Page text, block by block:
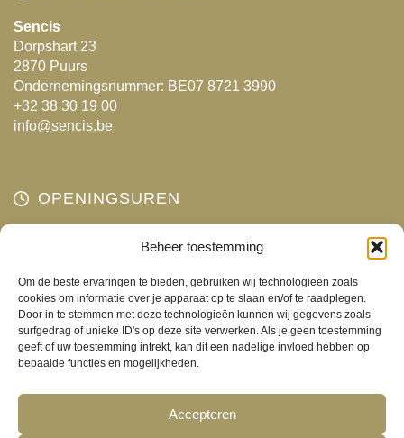
Beheer toestemming
Om de beste ervaringen te bieden, gebruiken wij technologieën zoals
cookies om informatie over je apparaat op te slaan en/of te raadplegen.
Door in te stemmen met deze technologieën kunnen wij gegevens zoals
surfgedrag of unieke ID's op deze site verwerken. Als je geen toestemming
geeft of uw toestemming intrekt, kan dit een nadelige invloed hebben op
bepaalde functies en mogelijkheden.
Accepteren
Sencis
Dorpshart 23
2870 Puurs
Ondernemingsnummer: BE07 8721 3990
+32 38 30 19 00
info@sencis.be
OPENINGSUREN
Gesloten
Woensdag
10:00 - 18:00
Donderdag
10:00 - 18:00
Vrijdag
10:00 - 18:00
Zaterdag
10:00 - 17:00
Zondag
Gesloten